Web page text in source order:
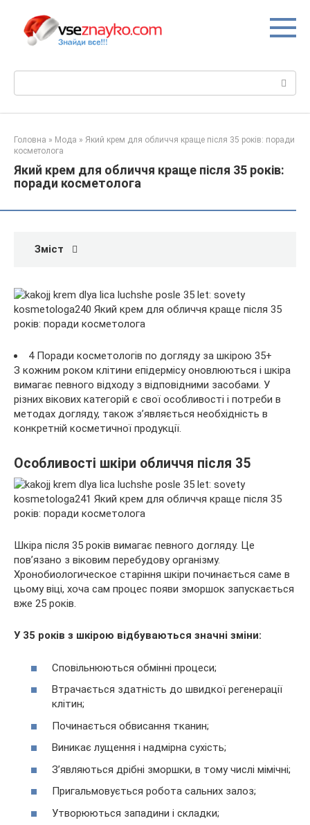
вмісту
Головна » Мода » Який крем для обличчя краще після 35 років: поради
косметолога
Який крем для обличчя краще після 35 років:
поради косметолога
Зміст
4 Поради косметологів по догляду за шкірою 35+
З кожним роком клітини епідермісу оновлюються і шкіра
вимагає певного відходу з відповідними засобами. У
різних вікових категорій є свої особливості і потреби в
методах догляду, також з’являється необхідність в
конкретній косметичної продукції.
Особливості шкіри обличчя після 35
Шкіра після 35 років вимагає певного догляду. Це
пов’язано з віковим перебудову організму.
Хронобиологическое старіння шкіри починається саме в
цьому віці, хоча сам процес появи зморшок запускається
вже 25 років.
У 35 років з шкірою відбуваються значні зміни:
Сповільнюються обмінні процеси;
Втрачається здатність до швидкої регенерації
клітин;
Починається обвисання тканин;
Виникає лущення і надмірна сухість;
З’являються дрібні зморшки, в тому числі мімічні;
Пригальмовується робота сальних залоз;
Утворюються западини і складки;